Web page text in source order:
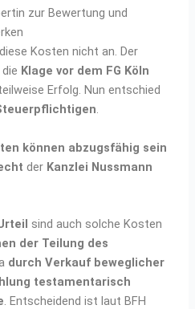
zur Bewertung und
Kosten nicht an. Der
Klage vor dem FG Köln
Erfolg. Nun entschied
.
können abzugsfähig sein
der Kanzlei Nussmann
sind auch solche Kosten
der Teilung des
durch Verkauf beweglicher
testamentarisch
. Entscheidend ist laut BFH